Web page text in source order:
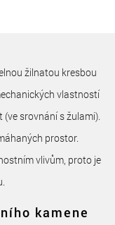
žilnatou kresbou
vlastností
srovnání s žulami).
prostor.
vlivům, proto je
kamene